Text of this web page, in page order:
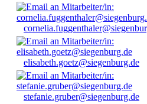
elisabeth.goetz@siegenburg.de
stefanie.gruber@siegenburg.de